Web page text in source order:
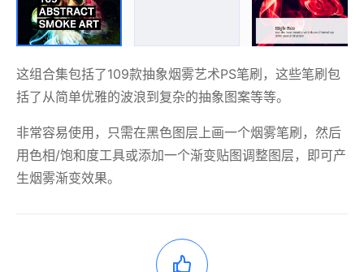
这组合集包括了109款抽象烟雾艺术PS笔刷，这些笔刷包
括了从简单优雅的波浪到复杂的抽象图案等等。
非常容易使用，只需在黑色图层上画一个烟雾笔刷，然后
用色相/饱和度工具或添加一个渐变贴图调整图层，即可产
生烟雾渐变效果。